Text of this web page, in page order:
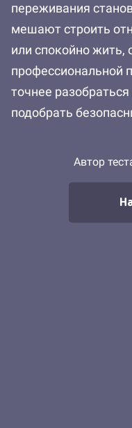
переживания
мешают строить
или спокойно жить,
профессиональной
точнее
подобрать
Автор